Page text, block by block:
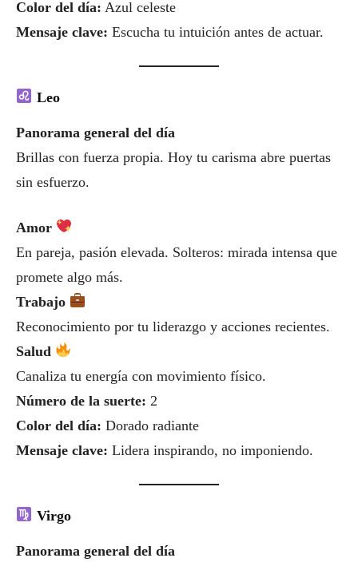
Color del día: Azul celeste
Mensaje clave: Escucha tu intuición antes de actuar.
Leo
Panorama general del día
Brillas con fuerza propia. Hoy tu carisma abre puertas
sin esfuerzo.
Amor
En pareja, pasión elevada. Solteros: mirada intensa que
promete algo más.
Trabajo
Reconocimiento por tu liderazgo y acciones recientes.
Salud
Canaliza tu energía con movimiento físico.
Número de la suerte: 2
Color del día: Dorado radiante
Mensaje clave: Lidera inspirando, no imponiendo.
Virgo
Panorama general del día